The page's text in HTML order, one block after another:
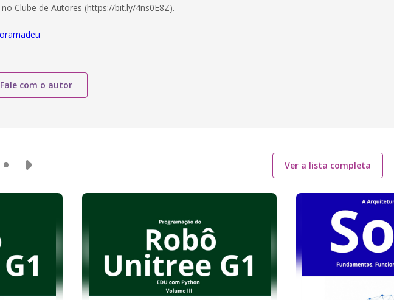
Clube de Autores (https://bit.ly/4ns0E8Z).
Fale com o autor
Ver a lista completa